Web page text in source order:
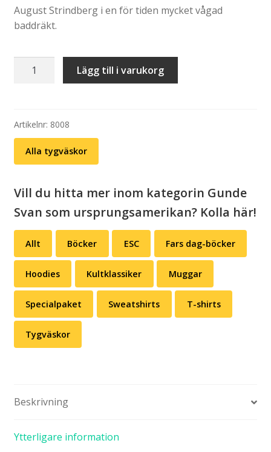
August Strindberg i en för tiden mycket vågad
baddräkt.
Tygväska:
August
Anna
Lindberg
mängd
Lägg till i varukorg
Artikelnr: 8008
Alla tygväskor
Vill du hitta mer inom kategorin Gunde
Svan som ursprungsamerikan? Kolla här!
Allt Böcker ESC Fars dag-böcker
Hoodies Kultklassiker Muggar
Specialpaket Sweatshirts T-shirts
Tygväskor
Beskrivning
Ytterligare information